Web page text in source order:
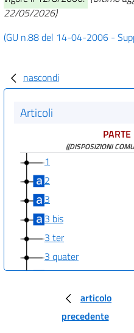
22/05/2026)
(GU n.88 del 14-04-2006 -
nascondi
Articoli
((DISPOSIZIONI
1
2
3
3 bis
3 ter
3 quater
3 quinquies
3 sexies
3 septies
articolo
precedente